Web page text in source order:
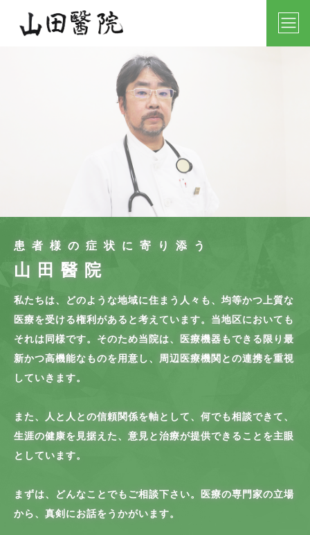
患者様の症状に寄り添う
山田醫院
私たちは、どのような地域に住まう人々も、均等かつ上質な
医療を受ける権利があると考えています。当地区においても
それは同様です。そのため当院は、医療機器もできる限り最
新かつ高機能なものを用意し、周辺医療機関との連携を重視
していきます。
また、人と人との信頼関係を軸として、何でも相談できて、
生涯の健康を見据えた、意見と治療が提供できることを主眼
としています。
まずは、どんなことでもご相談下さい。医療の専門家の立場
から、真剣にお話をうかがいます。